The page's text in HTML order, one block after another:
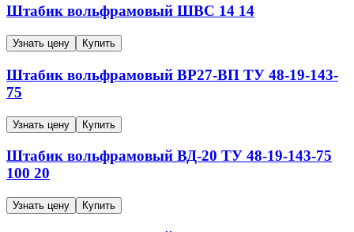
Штабик вольфрамовый ШВС 14 14
Узнать цену Купить
Штабик вольфрамовый ВР27-ВП ТУ 48-19-143-
75
Узнать цену Купить
Штабик вольфрамовый ВД-20 ТУ 48-19-143-75
100 20
Узнать цену Купить